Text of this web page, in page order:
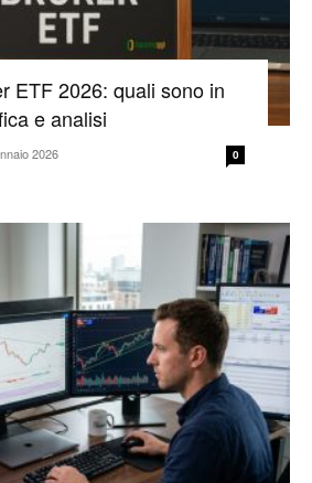
ETF 2026: quali sono in
e analisi
2026 0